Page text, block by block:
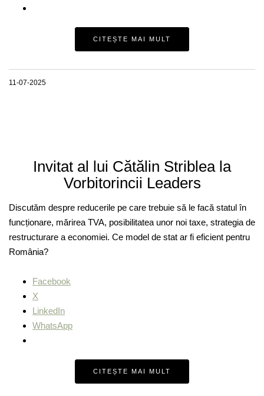
CITEȘTE MAI MULT
11-07-2025
Invitat al lui Cătălin Striblea la
Vorbitorincii Leaders
Discutăm despre reducerile pe care trebuie să le facă statul în
funcționare, mărirea TVA, posibilitatea unor noi taxe, strategia de
restructurare a economiei. Ce model de stat ar fi eficient pentru
România?
Facebook
X
LinkedIn
WhatsApp
CITEȘTE MAI MULT